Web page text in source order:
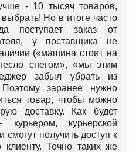
- 10 тысяч товаров,
Но в итоге часто
поступает заказ от
у поставщика не
(«машина стоит на
снегом», «мы этим
забыл убрать из
заранее нужно
товар, чтобы можно
доставку. Как будет
курьером, курьерской
получить доступ к
клиенту. Точно таких же